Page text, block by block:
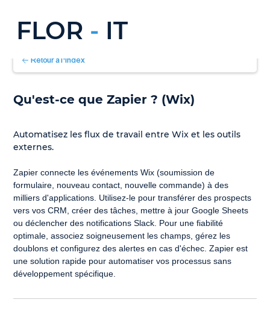
FLOR - IT
Retour à l'index
Qu'est-ce que Zapier ? (Wix)
Automatisez les flux de travail entre Wix et les outils
externes.
Zapier connecte les événements Wix (soumission de
formulaire, nouveau contact, nouvelle commande) à des
milliers d'applications. Utilisez-le pour transférer des prospects
vers vos CRM, créer des tâches, mettre à jour Google Sheets
ou déclencher des notifications Slack. Pour une fiabilité
optimale, associez soigneusement les champs, gérez les
doublons et configurez des alertes en cas d'échec. Zapier est
une solution rapide pour automatiser vos processus sans
développement spécifique.